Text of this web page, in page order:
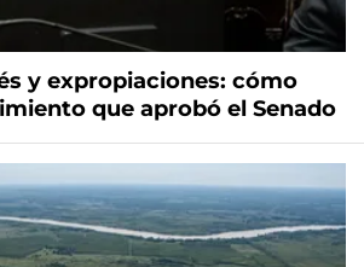
y expropiaciones: cómo
que aprobó el Senado